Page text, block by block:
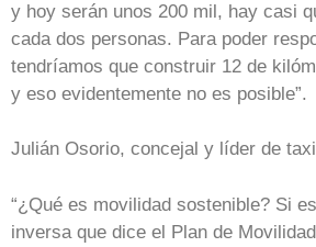
y hoy serán unos 200 mil, hay casi
cada dos personas. Para poder
tendríamos que construir 12 de
y eso evidentemente no es posible”.
Julián Osorio, concejal y líder de
“¿Qué es movilidad sostenible? Si
inversa que dice el Plan de